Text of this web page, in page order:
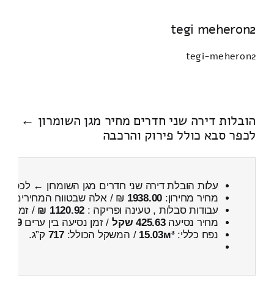
tegi meheron2
tegi-meheron2
הובלות דירה שני חדרים מחיר מגן השומרון ←
לכפר סבא כולל פירוק והרכבה
עלות הובלת דירה שני חדרים מגן השומרון ← לכפר
מחיר מחירון: 1938.00 ₪ / אלה שבטווח המחירים
עבודות סבלות , טעינה ופריקה : 1120.92 ₪ / זמן :
מחיר נסיעה425.63 שקל / זמן נסיעה בין ערים29 דקות
נפח כללי:15.03м³ / המשקל הכולל:717 ק”ג.